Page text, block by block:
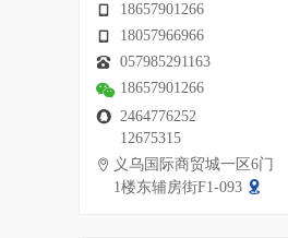
18657901266
18057966966
057985291163
18657901266
2464776252
12675315
义乌国际商贸城一区6门
1楼东辅房街F1-093